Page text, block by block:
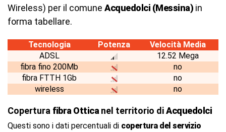
Wireless) per il comune Acquedolci (Messina) in
forma tabellare.
Tecnologia Potenza
Velocità Media
ADSL
12.52 Mega
fibra fino 200Mb
no
fibra FTTH 1Gb
no
wireless
no
Copertura fibra Ottica nel territorio diAcquedolci
Questi sono i dati percentuali di copertura del servizio